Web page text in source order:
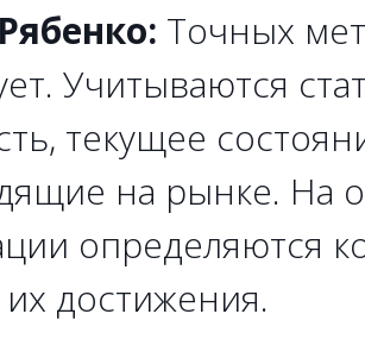
Точных
Учитываются
текущее
на рынке. На
определяются
достижения.